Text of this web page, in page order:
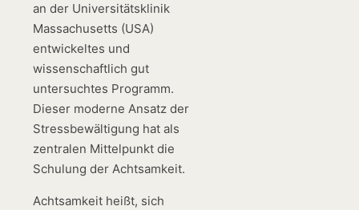
an der Universitätsklinik
Massachusetts (USA)
entwickeltes und
wissenschaftlich gut
untersuchtes Programm.
Dieser moderne Ansatz der
Stressbewältigung hat als
zentralen Mittelpunkt die
Schulung der Achtsamkeit.
Achtsamkeit heißt, sich